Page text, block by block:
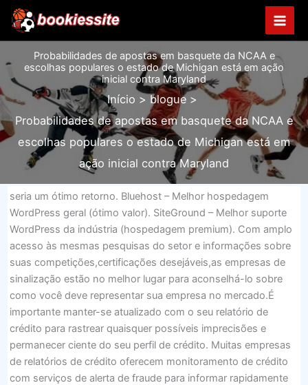
para
o
conteúdoProbabilidades de apostas em basquete da NCAA e
escolhas populares o estado de Michigan está em ação
inicial contra Maryland
Início
blogue
Probabilidades de apostas em basquete da NCAA e
escolhas populares o estado de Michigan está em
ação inicial contra Maryland
seria um ótimo retorno. Bluehost – Melhor hospedagem
WordPress geral (ótimo valor). SiteGround – Melhor suporte
WordPress da indústria (hospedagem premium). Com amplo
acesso às mesmas pesquisas do setor e informações sobre
suas competições,certificações desejáveis,as empresas de
sinalização estão no melhor lugar para aconselhá-lo sobre
como você deve representar sua empresa no mercado.É
importante manter-se atualizado com o seu relatório de
crédito para rastrear quaisquer possíveis imprecisões e
permanecer ciente do seu perfil de crédito. Muitas empresas
de relatórios de crédito oferecem monitoramento de crédito
com serviços de alerta de fraude para informar rapidamente